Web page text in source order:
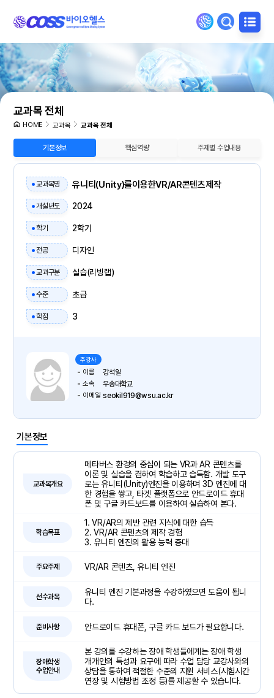
교과목 전체
HOME 교과목 교과목 전체
기본정보
교과목개요
메타버스 환경의 중심이 되는 VR과 AR 콘텐츠를
이론 및 실습을 겸하여 학습하고 습득함. 개발 도구
로는 유니티(Unity)엔진을 이용하며 3D 엔진에 대
한 경험을 쌓고, 타겟 플랫폼으로 안드로이드 휴대
폰 및 구글 카드보드를 이용하여 실습하여 본다.
학습목표
1. VR/AR의 제반 관련 지식에 대한 습득
2. VR/AR 콘텐츠의 제작 경험
3. 유니티 엔진의 활용 능력 증대
주요주제 VR/AR 콘텐츠, 유니티 엔진
선수과목
유니티 엔진 기본과정을 수강하였으면 도움이 됩니
다.
준비사항 안드로이드 휴대폰, 구글 카드 보드가 필요합니다.
장애학생
수업안내
본 강의를 수강하는 장애 학생들에게는 장애 학생
개개인의 특성과 요구에 따라 수업 담당 교강사와의
상담을 통하여 적절한 수준의 지원 서비스(시험시간
연장 및 시험방법 조정 등)를 제공할 수 있습니다.
기본정보 핵심역량 주제별 수업내용
교과목명 유니티(Unity)를이용한VR/AR콘텐츠제작
개설년도 2024
학기 2학기
전공 디자인
교과구분 실습(리빙랩)
수준 초급
학점 3
주강사
이름 강석일
소속 우송대학교
이메일 seokil919@wsu.ac.kr